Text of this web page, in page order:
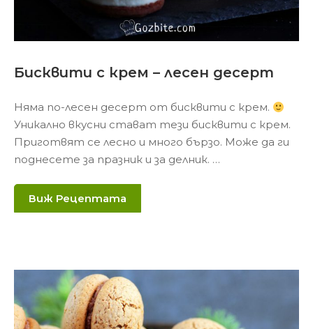
Бисквити с крем – лесен десерт
Няма по-лесен десерт от бисквити с крем.
Уникално вкусни стават тези бисквити с крем.
Приготвят се лесно и много бързо. Може да ги
поднесете за празник и за делник. …
Виж Рецептата